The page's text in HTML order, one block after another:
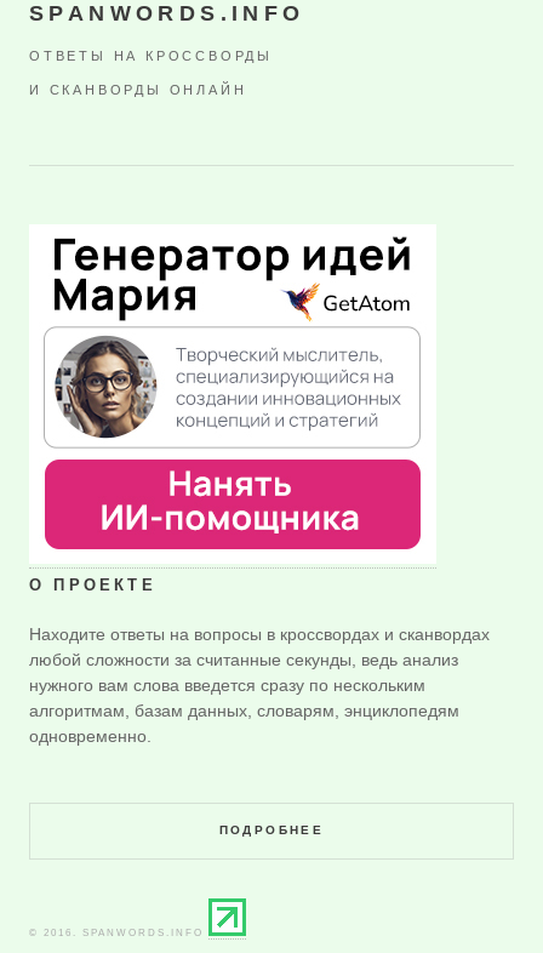
SPANWORDS.INFO
ОТВЕТЫ НА КРОССВОРДЫ
И СКАНВОРДЫ ОНЛАЙН
О ПРОЕКТЕ
Находите ответы на вопросы в кроссвордах и сканвордах
любой сложности за считанные секунды, ведь анализ
нужного вам слова введется сразу по нескольким
алгоритмам, базам данных, словарям, энциклопедям
одновременно.
ПОДРОБНЕЕ
© 2016. SPANWORDS.INFO